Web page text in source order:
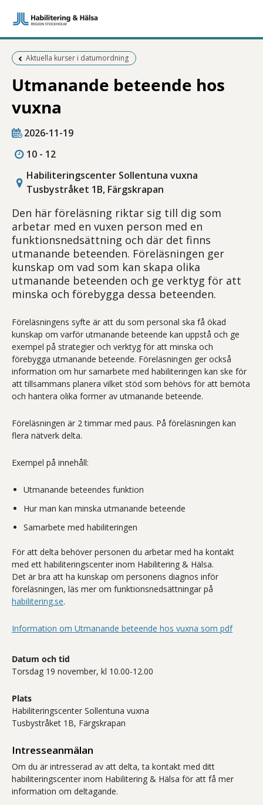
Föregående sida:
Aktuella kurser i datumordning
Utmanande beteende hos
vuxna
2026-11-19
10 - 12
Habiliteringscenter Sollentuna vuxna
Tusbystråket 1B, Färgskrapan
Den här föreläsning riktar sig till dig som
arbetar med en vuxen person med en
funktionsnedsättning och där det finns
utmanande beteenden. Föreläsningen ger
kunskap om vad som kan skapa olika
utmanande beteenden och ge verktyg för att
minska och förebygga dessa beteenden.
Föreläsningens syfte är att du som personal ska få ökad
kunskap om varför utmanande beteende kan uppstå och ge
exempel på strategier och verktyg för att minska och
förebygga utmanande beteende. Föreläsningen ger också
information om hur samarbete med habiliteringen kan ske för
att tillsammans planera vilket stöd som behövs för att bemöta
och hantera olika former av utmanande beteende.
Föreläsningen är 2 timmar med paus. På föreläsningen kan
flera nätverk delta.
Exempel på innehåll:
Utmanande beteendes funktion
Hur man kan minska utmanande beteende
Samarbete med habiliteringen
För att delta behöver personen du arbetar med ha kontakt
med ett habiliteringscenter inom Habilitering & Hälsa.
Det är bra att ha kunskap om personens diagnos inför
föreläsningen, läs mer om funktionsnedsättningar på
habilitering.se.
Information om Utmanande beteende hos vuxna som pdf
Datum och tid
Torsdag 19 november, kl 10.00-12.00
Plats
Habiliteringscenter Sollentuna vuxna
Tusbystråket 1B, Färgskrapan
Intresseanmälan
Om du är intresserad av att delta, ta kontakt med ditt
habiliteringscenter inom Habilitering & Hälsa för att få mer
information om deltagande.